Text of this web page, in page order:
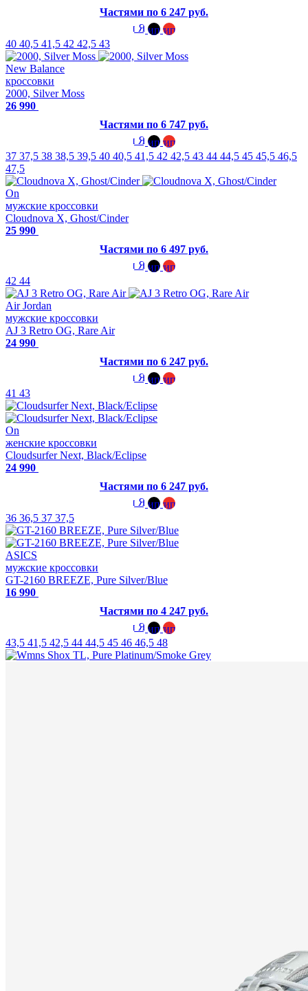
Частями по 6 247 руб.
40 40,5 41,5 42 42,5 43
New Balance
кроссовки
2000, Silver Moss
26 990
Частями по 6 747 руб.
37 37,5 38 38,5 39,5 40 40,5 41,5 42 42,5 43 44 44,5 45 45,5 46,5
47,5
On
мужские кроссовки
Cloudnova X, Ghost/Cinder
25 990
Частями по 6 497 руб.
42 44
Air Jordan
мужские кроссовки
AJ 3 Retro OG, Rare Air
24 990
Частями по 6 247 руб.
41 43
On
женские кроссовки
Cloudsurfer Next, Black/Eclipse
24 990
Частями по 6 247 руб.
36 36,5 37 37,5
ASICS
мужские кроссовки
GT-2160 BREEZE, Pure Silver/Blue
16 990
Частями по 4 247 руб.
43,5 41,5 42,5 44 44,5 45 46 46,5 48